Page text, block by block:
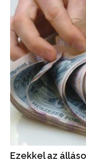
Ezekkel az